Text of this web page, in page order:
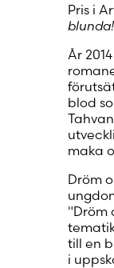
Pris i
År
blod
maka
Dröm
"Dröm
till en
i